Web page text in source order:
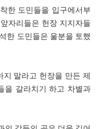
한 도민들을 입구에서부
자리들은 헌장 지지자들
한 도민들은 울분을 토했
말라고 헌장을 만든 제
을 갈라치기 하고 차별과